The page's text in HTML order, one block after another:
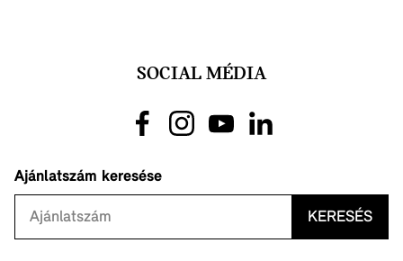
SOCIAL MÉDIA
Ajánlatszám keresése
KERESÉS